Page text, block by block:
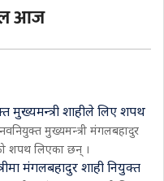
आज
मुख्यमन्त्री शाहीले लिए शपथ
मुख्यमन्त्री मंगलबहादुर
शपथ लिएका छन् ।
मंगलबहादुर शाही नियुक्त